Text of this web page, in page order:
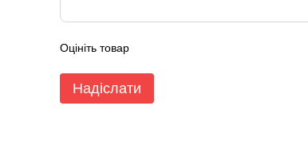
Оцініть товар
Надіслати